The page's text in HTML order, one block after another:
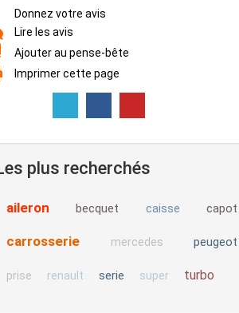
Donnez votre avis
Lire les avis
Ajouter au pense-bête
Imprimer cette page
plus recherchés
aileron becquet caisse capot
carrosserie mercedes peugeot
prise renault serie super turbo